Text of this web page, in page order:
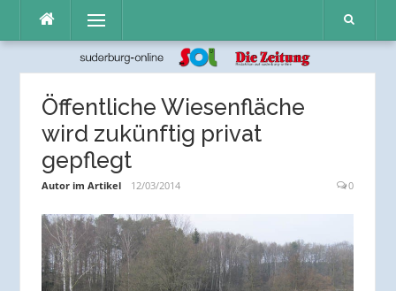
Inhalt
Menü
Öffentliche Wiesenfläche
wird zukünftig privat
gepflegt
Autor im Artikel 12/03/2014 0